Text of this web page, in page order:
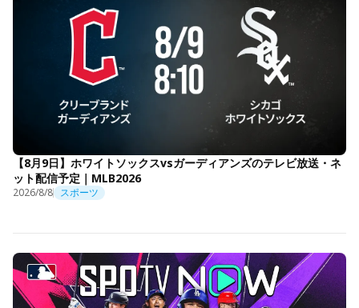
【8月9日】ホワイトソックスvsガーディアンズのテレビ放送・ネ
ット配信予定｜MLB2026
2026/8/8 スポーツ